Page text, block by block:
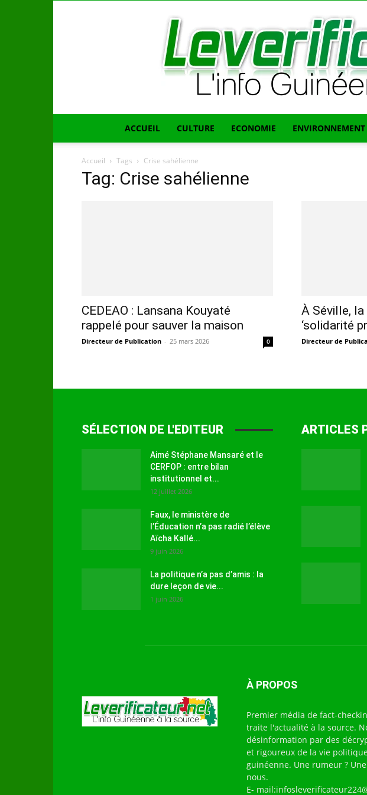
ACCUEIL CULTURE ECONOMIE ENVIRONNEMENT
Accueil Tags Crise sahélienne
Tag: Crise sahélienne
CEDEAO : Lansana Kouyaté
rappelé pour sauver la maison
Directeur de Publication - 25 mars 2026 0
À Séville, la
‘solidarité
Directeur de
SÉLECTION DE L'EDITEUR
Aimé Stéphane Mansaré et le
CERFOP : entre bilan
institutionnel et...
12 juillet 2026
Faux, le ministère de
l’Éducation n’a pas radié l’élève
Aïcha Kallé...
9 juin 2026
La politique n’a pas d’amis : la
dure leçon de vie...
1 juin 2026
ARTICLES
À PROPOS
Premier média de fact-
traite l'actualité à la source.
désinformation par des
et rigoureux de la vie
guinéenne. Une rumeur ?
nous.
E-